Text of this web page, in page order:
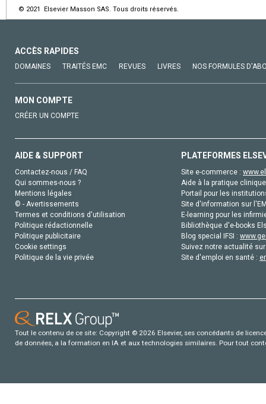
© 2021 Elsevier Masson SAS. Tous droits réservés.
ACCÈS RAPIDES
DOMAINES TRAITÉS EMC REVUES LIVRES NOS FORMULES
MON COMPTE
CRÉER UN COMPTE
AIDE & SUPPORT
Contactez-nous / FAQ
Qui sommes-nous ?
Mentions légales
© - Avertissements
Termes et conditions d'utilisation
Politique rédactionnelle
Politique publicitaire
Cookie settings
Politique de la vie privée
PLATEFORMES
Site e-commerce :
Aide à la pratique
Portail pour les
Site d'information sur
E-learning pour les
Bibliothèque d'e-books
Blog special IFSI :
Suivez notre actualité
Site d'emploi en santé :
Tout le contenu de ce site: Copyright © 2026 Elsevier, ses concédants de
de données, a la formation en IA et aux technologies similaires. Pour tout